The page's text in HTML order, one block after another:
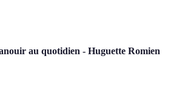
au quotidien - Huguette Romien